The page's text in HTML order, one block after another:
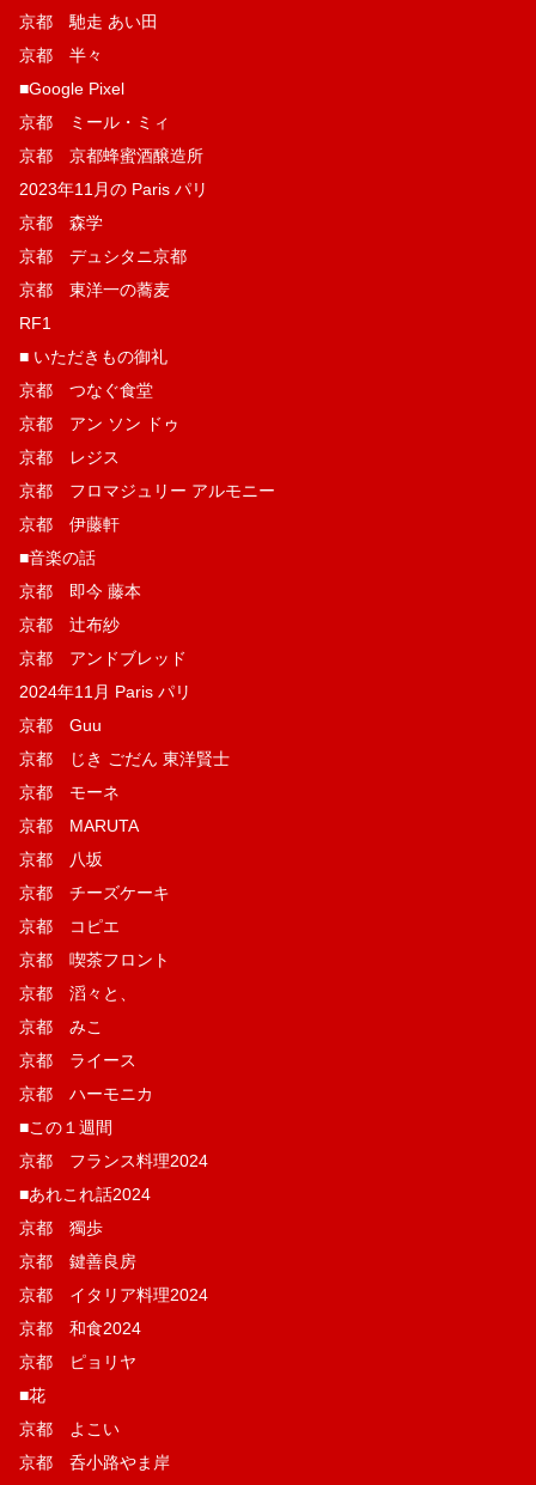
京都 馳走 あい田
京都 半々
■Google Pixel
京都 ミール・ミィ
京都 京都蜂蜜酒醸造所
2023年11月の Paris パリ
京都 森学
京都 デュシタニ京都
京都 東洋一の蕎麦
RF1
■ いただきもの御礼
京都 つなぐ食堂
京都 アン ソン ドゥ
京都 レジス
京都 フロマジュリー アルモニー
京都 伊藤軒
■音楽の話
京都 即今 藤本
京都 辻布紗
京都 アンドブレッド
2024年11月 Paris パリ
京都 Guu
京都 じき ごだん 東洋賢士
京都 モーネ
京都 MARUTA
京都 八坂
京都 チーズケーキ
京都 コピエ
京都 喫茶フロント
京都 滔々と、
京都 みこ
京都 ライース
京都 ハーモニカ
■この１週間
京都 フランス料理2024
■あれこれ話2024
京都 獨歩
京都 鍵善良房
京都 イタリア料理2024
京都 和食2024
京都 ピョリヤ
■花
京都 よこい
京都 呑小路やま岸